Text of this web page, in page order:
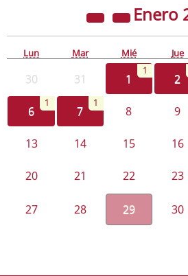
Enero
Lun Mar Mié Jue
30 31 1
1
2
6
1
7
1
8 9
13 14 15 16
20 21 22 23
27 28 29 30